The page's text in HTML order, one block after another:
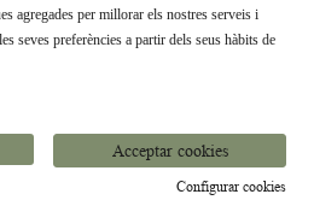
agregades per millorar els nostres serveis i
seves preferències a partir dels seus hàbits de
Acceptar cookies
Configurar cookies